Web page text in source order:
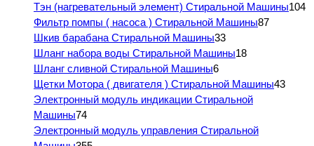
Тэн (нагревательный элемент) Стиральной Машины104
Фильтр помпы ( насоса ) Стиральной Машины87
Шкив барабана Стиральной Машины33
Шланг набора воды Стиральной Машины18
Шланг сливной Стиральной Машины6
Щетки Мотора ( двигателя ) Стиральной Машины43
Электронный модуль индикации Стиральной
Машины74
Электронный модуль управления Стиральной